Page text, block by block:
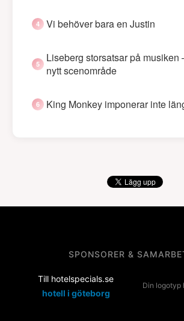
Vi behöver bara en Justin
Liseberg storsatsar på musiken
nytt scenområde
King Monkey imponerar inte
SPONSORER &
Till hotelspecials.se
hotell i göteborg
Din logotyp